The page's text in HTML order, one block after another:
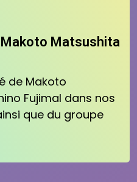
Makoto Matsushita
de Makoto
Fujimal dans nos
que du groupe